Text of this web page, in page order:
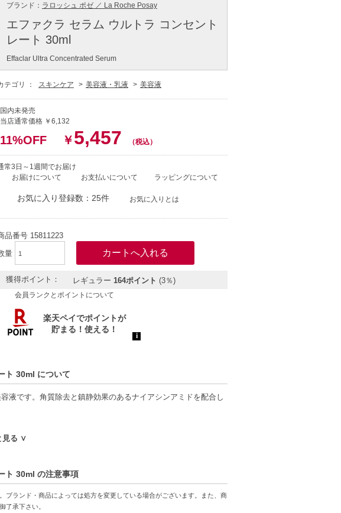
ブランド： ラロッシュ ポゼ ／ La Roche Posay
エファクラ セラム ウルトラ コンセント
レート 30ml
Effaclar Ultra Concentrated Serum
テゴリ ： スキンケア 美容液・乳液 美容液
国内未発売
当店通常価格 ￥6,132
11%OFF ￥5,457 （税込）
常3日～1週間でお届け
お届けについて
お支払いについて ラッピングについて
お気に入り登録数：25件 お気に入りとは
品番号 15811223
量
獲得ポイント： レギュラー 164ポイント (3％)
会員ランクとポイントについて
ト 30ml について
液です。角質除去と鎮静効果のあるナイアシンアミドを配合し
を与える。
見る ∨
ト 30ml の注意事項
ランド・商品によっては処方を変更している場合がございます。また、商
了承下さい。